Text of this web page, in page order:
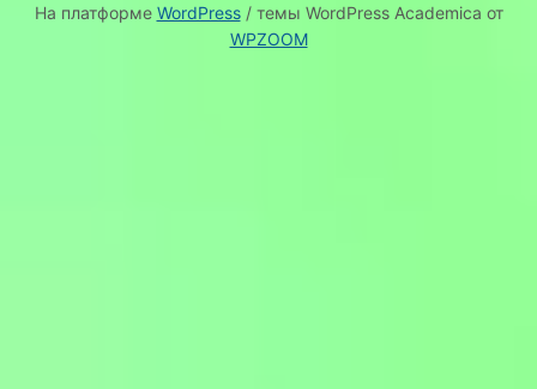
На платформе WordPress/ темы WordPress Academica от
WPZOOM